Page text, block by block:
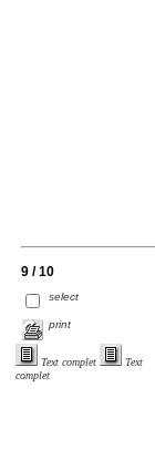
9 / 10
select
print
Text complet
Text
complet